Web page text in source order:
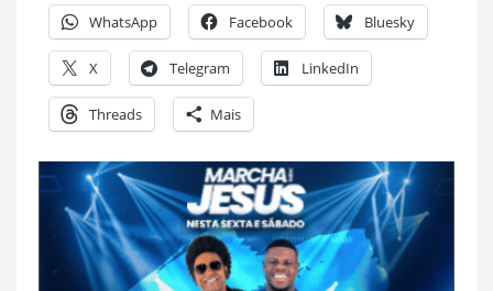
WhatsApp Facebook Bluesky
X Telegram LinkedIn
Threads Mais